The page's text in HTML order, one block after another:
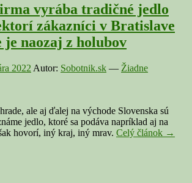
vyrába tradičné jedlo
zákazníci v Bratislave
je naozaj z holubov
2022 Autor: Sobotnik.sk — Žiadne
ale aj ďalej na východe Slovenska sú
jedlo, ktoré sa podáva napríklad aj na
hovorí, iný kraj, iný mrav. Celý článok →